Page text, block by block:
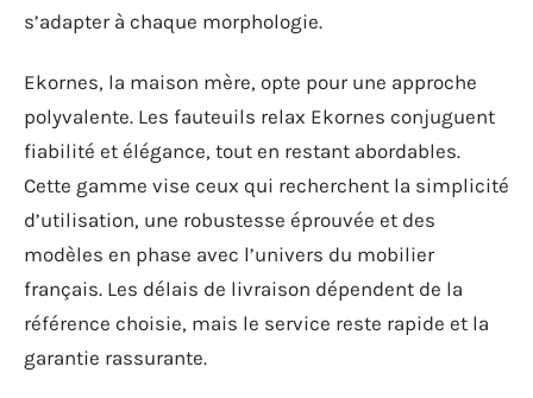
s’adapter à chaque morphologie.
Ekornes, la maison mère, opte pour une approche
polyvalente. Les fauteuils relax Ekornes conjuguent
fiabilité et élégance, tout en restant abordables.
Cette gamme vise ceux qui recherchent la simplicité
d’utilisation, une robustesse éprouvée et des
modèles en phase avec l’univers du mobilier
français. Les délais de livraison dépendent de la
référence choisie, mais le service reste rapide et la
garantie rassurante.